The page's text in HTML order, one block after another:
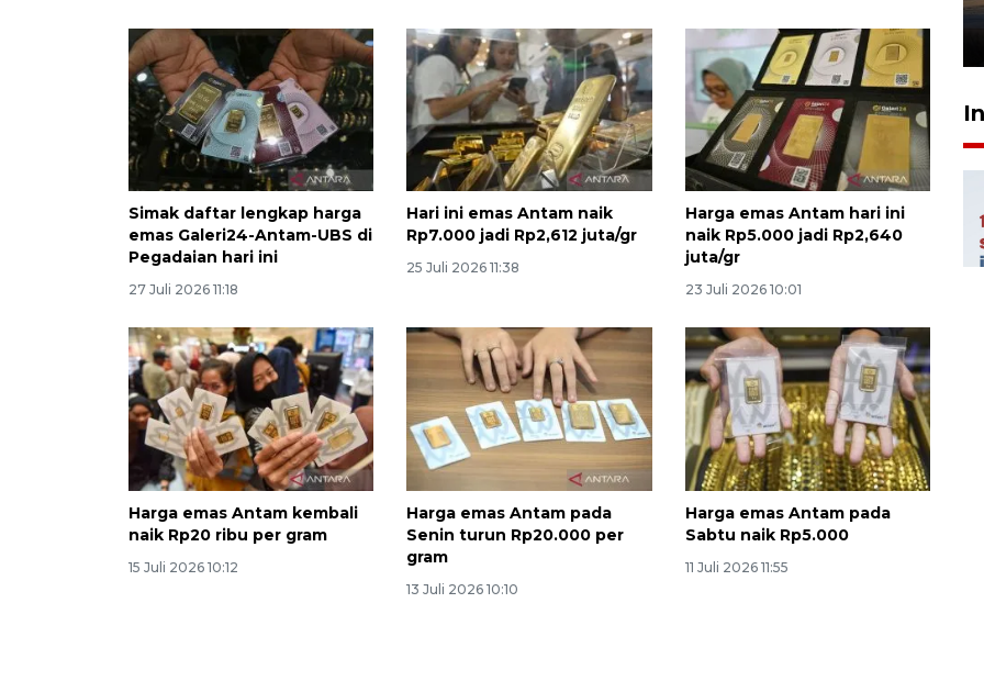
Simak daftar lengkap harga
emas Galeri24-Antam-UBS di
Pegadaian hari ini
27 Juli 2026 11:18
Hari ini emas Antam naik
Rp7.000 jadi Rp2,612 juta/gr
25 Juli 2026 11:38
Harga emas Antam hari ini
naik Rp5.000 jadi Rp2,640
juta/gr
23 Juli 2026 10:01
Harga emas Antam kembali
naik Rp20 ribu per gram
15 Juli 2026 10:12
Harga emas Antam pada
Senin turun Rp20.000 per
gram
13 Juli 2026 10:10
Harga emas Antam pada
Sabtu naik Rp5.000
11 Juli 2026 11:55
26 Juli 2026 21:18